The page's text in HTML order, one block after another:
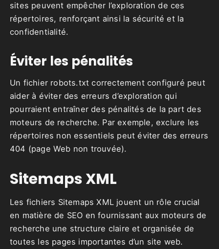
sites peuvent empêcher l’exploration de ces
répertoires, renforçant ainsi la sécurité et la
confidentialité.
Éviter les pénalités
Un fichier robots.txt correctement configuré peut
aider à éviter des erreurs d’exploration qui
pourraient entraîner des pénalités de la part des
moteurs de recherche. Par exemple, exclure les
répertoires non essentiels peut éviter des erreurs
404 (page Web non trouvée).
Sitemaps XML
Les fichiers Sitemaps XML jouent un rôle crucial
en matière de SEO en fournissant aux moteurs de
recherche une structure claire et organisée de
toutes les pages importantes d’un site web.